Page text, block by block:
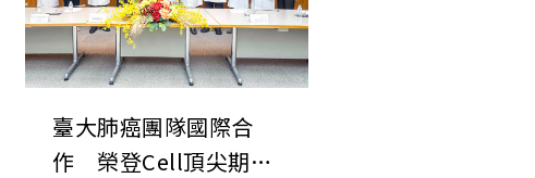
臺大肺癌團隊國際合
作 榮登Cell頂尖期刊